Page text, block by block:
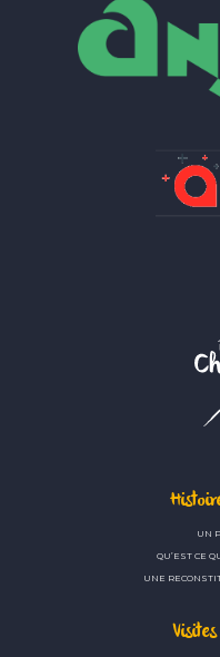
UN
QU’EST CE
UNE